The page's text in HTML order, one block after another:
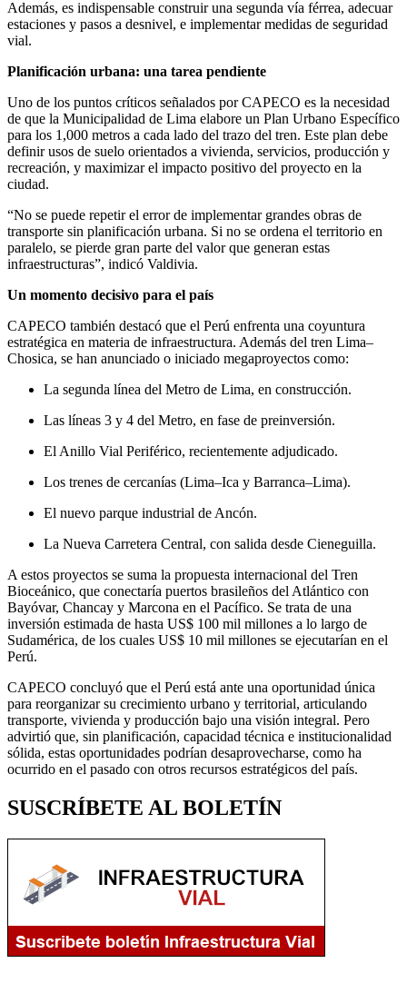
Además, es indispensable construir una segunda vía férrea, adecuar
estaciones y pasos a desnivel, e implementar medidas de seguridad
vial.
Planificación urbana: una tarea pendiente
Uno de los puntos críticos señalados por CAPECO es la necesidad
de que la Municipalidad de Lima elabore un Plan Urbano Específico
para los 1,000 metros a cada lado del trazo del tren. Este plan debe
definir usos de suelo orientados a vivienda, servicios, producción y
recreación, y maximizar el impacto positivo del proyecto en la
ciudad.
“No se puede repetir el error de implementar grandes obras de
transporte sin planificación urbana. Si no se ordena el territorio en
paralelo, se pierde gran parte del valor que generan estas
infraestructuras”, indicó Valdivia.
Un momento decisivo para el país
CAPECO también destacó que el Perú enfrenta una coyuntura
estratégica en materia de infraestructura. Además del tren Lima–
Chosica, se han anunciado o iniciado megaproyectos como:
La segunda línea del Metro de Lima, en construcción.
Las líneas 3 y 4 del Metro, en fase de preinversión.
El Anillo Vial Periférico, recientemente adjudicado.
Los trenes de cercanías (Lima–Ica y Barranca–Lima).
El nuevo parque industrial de Ancón.
La Nueva Carretera Central, con salida desde Cieneguilla.
A estos proyectos se suma la propuesta internacional del Tren
Bioceánico, que conectaría puertos brasileños del Atlántico con
Bayóvar, Chancay y Marcona en el Pacífico. Se trata de una
inversión estimada de hasta US$ 100 mil millones a lo largo de
Sudamérica, de los cuales US$ 10 mil millones se ejecutarían en el
Perú.
CAPECO concluyó que el Perú está ante una oportunidad única
para reorganizar su crecimiento urbano y territorial, articulando
transporte, vivienda y producción bajo una visión integral. Pero
advirtió que, sin planificación, capacidad técnica e institucionalidad
sólida, estas oportunidades podrían desaprovecharse, como ha
ocurrido en el pasado con otros recursos estratégicos del país.
SUSCRÍBETE AL BOLETÍN